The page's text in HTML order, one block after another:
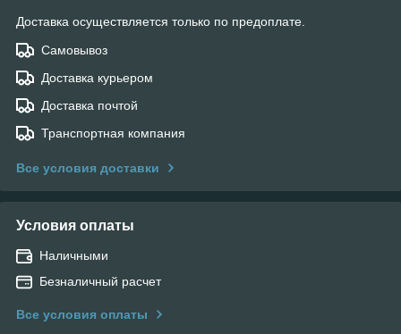
Доставка осуществляется только по предоплате.
Самовывоз
Доставка курьером
Доставка почтой
Транспортная компания
Все условия доставки
Условия оплаты
Наличными
Безналичный расчет
Все условия оплаты